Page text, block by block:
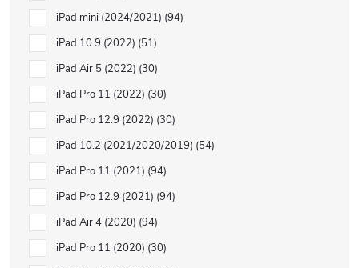
iPad mini (2024/2021) 94
iPad 10.9 (2022) 51
iPad Air 5 (2022) 30
iPad Pro 11 (2022) 30
iPad Pro 12.9 (2022) 30
iPad 10.2 (2021/2020/2019) 54
iPad Pro 11 (2021) 94
iPad Pro 12.9 (2021) 94
iPad Air 4 (2020) 94
iPad Pro 11 (2020) 30